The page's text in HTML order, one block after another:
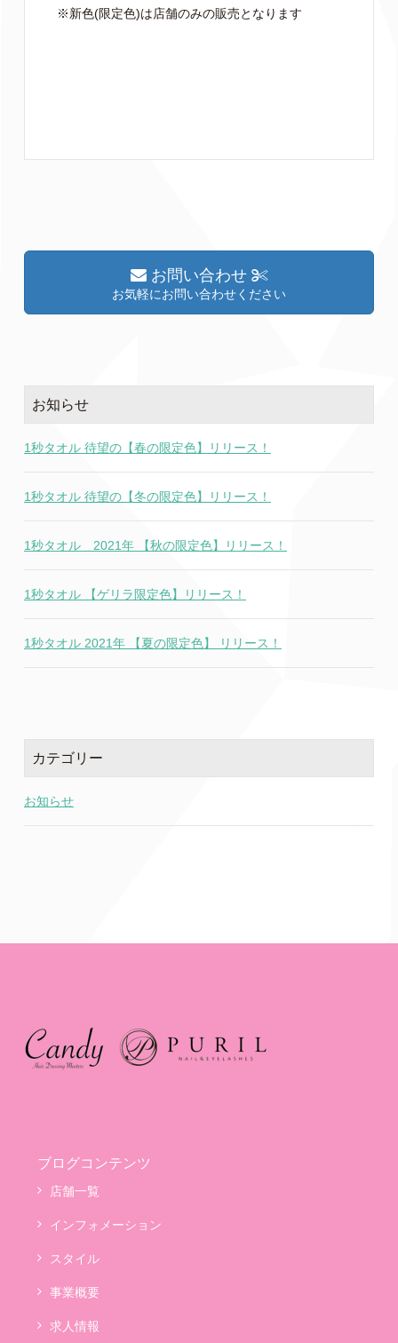
※新色(限定色)は店舗のみの販売となります
お問い合わせ
お気軽にお問い合わせください
お知らせ
1秒タオル 待望の【春の限定色】リリース！
1秒タオル 待望の【冬の限定色】リリース！
1秒タオル 2021年 【秋の限定色】リリース！
1秒タオル 【ゲリラ限定色】リリース！
1秒タオル 2021年 【夏の限定色】 リリース！
カテゴリー
お知らせ
ブログコンテンツ
店舗一覧
インフォメーション
スタイル
事業概要
求人情報